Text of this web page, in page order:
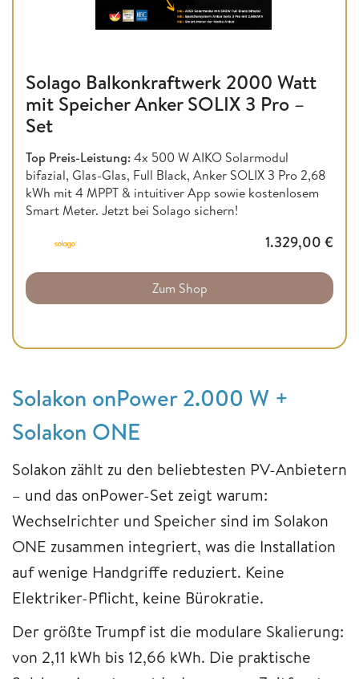
Solago Balkonkraftwerk 2000 Watt
mit Speicher Anker SOLIX 3 Pro –
Set
Top Preis-Leistung:4x 500 W AIKO Solarmodul
bifazial, Glas-Glas, Full Black, Anker SOLIX 3 Pro 2,68
kWh mit 4 MPPT & intuitiver App sowie kostenlosem
Smart Meter. Jetzt bei Solago sichern!
1.329,00 €
Zum Shop
Solakon onPower 2.000 W +
Solakon ONE
Solakon zählt zu den beliebtesten PV-Anbietern
– und das onPower-Set zeigt warum:
Wechselrichter und Speicher sind im Solakon
ONE zusammen integriert, was die Installation
auf wenige Handgriffe reduziert. Keine
Elektriker-Pflicht, keine Bürokratie.
Der größte Trumpf ist die modulare Skalierung:
von 2,11 kWh bis 12,66 kWh. Die praktische